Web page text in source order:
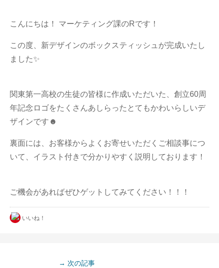
家族 (317)
トラック (249)
どうぶつ
グルメ(473)
お客さま
お出かけ
ありがとうの輪 (51)
こんにちは！ マーケティング課のRです！
この度、新デザインのボックスティッシュが完成いたし
ました✨
関東第一高校の生徒の皆様に作成いただいた、創立60周
年記念ロゴをたくさんあしらったとてもかわいらしいデ
ザインです☻
裏面には、お客様からよくお寄せいただくご相談事につ
いて、イラスト付きで分かりやすく説明しております！
ご機会があればぜひゲットしてみてください！！！
いいね！
→ 次の記事